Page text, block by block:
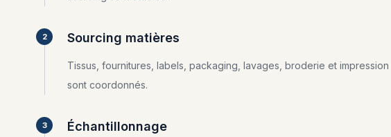
2 Sourcing matières
Tissus, fournitures, labels, packaging, lavages, broderie et impression
sont coordonnés.
3 Échantillonnage